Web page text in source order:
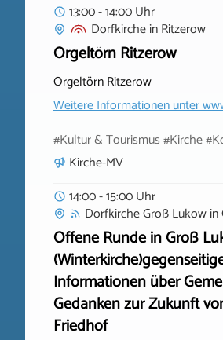
13:00 - 14:00 Uhr
DorfkircheinRitzerow
Orgeltörn Ritzerow
Orgeltörn Ritzerow
Weitere Informationen unter
#Kultur & Tourismus #Kirche
Kirche-MV
14:00 - 15:00 Uhr
Dorfkirche Groß Lukowin
Offene Runde in Groß
Informationen über
Gedanken zur Zukunft
Friedhof